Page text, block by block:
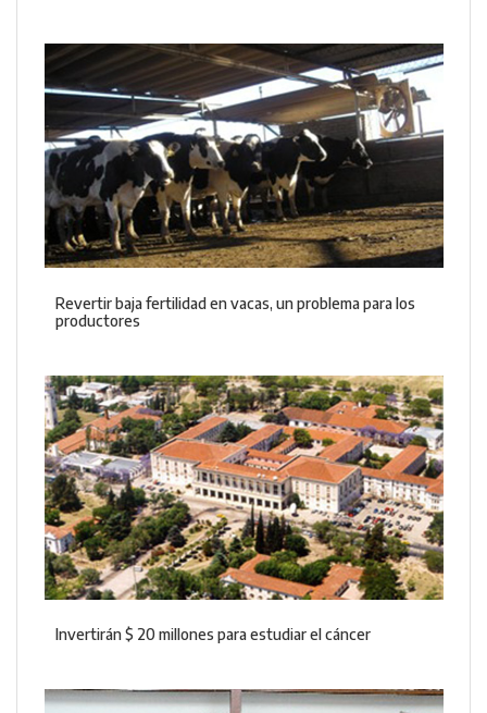
Revertir baja fertilidad en vacas, un problema para los
productores
Invertirán $ 20 millones para estudiar el cáncer